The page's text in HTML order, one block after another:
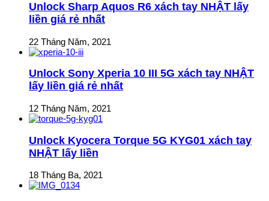
Unlock Sharp Aquos R6 xách tay NHẬT lấy
liền giá rẻ nhất
22 Tháng Năm, 2021
Unlock Sony Xperia 10 III 5G xách tay NHẬT
lấy liền giá rẻ nhất
12 Tháng Năm, 2021
Unlock Kyocera Torque 5G KYG01 xách tay
NHẬT lấy liền
18 Tháng Ba, 2021